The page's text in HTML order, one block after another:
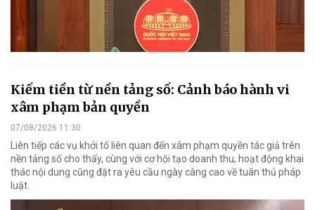
Kiếm tiền từ nền tảng số: Cảnh báo hành vi
xâm phạm bản quyền
07/08/2026 11:30
Liên tiếp các vụ khởi tố liên quan đến xâm phạm quyền tác giả trên
nền tảng số cho thấy, cùng với cơ hội tạo doanh thu, hoạt động khai
thác nội dung cũng đặt ra yêu cầu ngày càng cao về tuân thủ pháp
luật.